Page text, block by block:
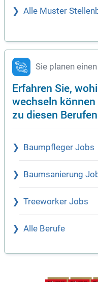
Alle Muster
Sie planen
Erfahren Sie,
wechseln
zu diesen Berufen
Baumpfleger Jobs
Baumsanierung
Treeworker Jobs
Alle Berufe